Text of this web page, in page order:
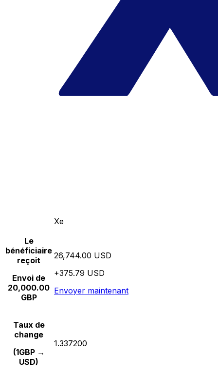
Xe
Le
bénéficiaire
reçoit
Envoi de
20,000.00
GBP
26,744.00 USD
+375.79 USD
Envoyer maintenant
Taux de
change
(1GBP →
USD)
1.337200